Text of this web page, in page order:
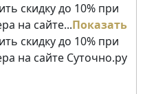
скидку до 10% при
на сайте...Показать
скидку до 10% при
на сайте Суточно.ру